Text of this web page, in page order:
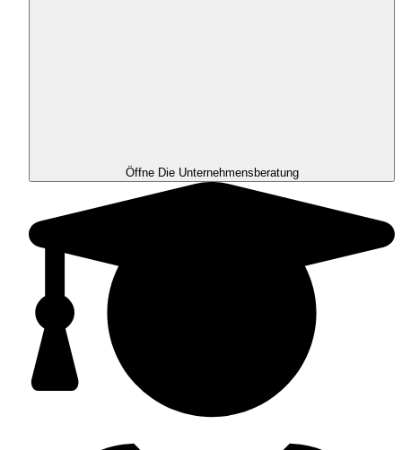
Öffne Die Unternehmensberatung